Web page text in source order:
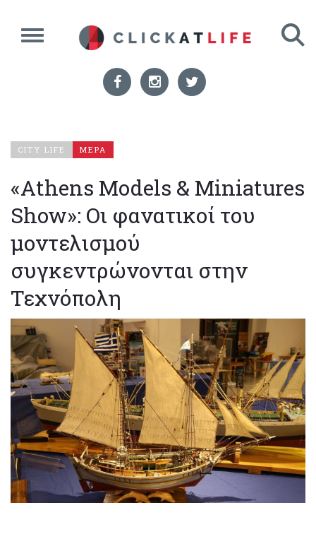
CITY LIFE ΜΕΡΑ
«Αthens Models & Miniatures
Show»: Οι φανατικοί του
μοντελισμού
συγκεντρώνονται στην
Τεχνόπολη